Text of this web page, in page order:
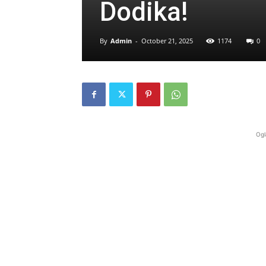
Dodika!
By Admin - October 21, 2025 1174 0